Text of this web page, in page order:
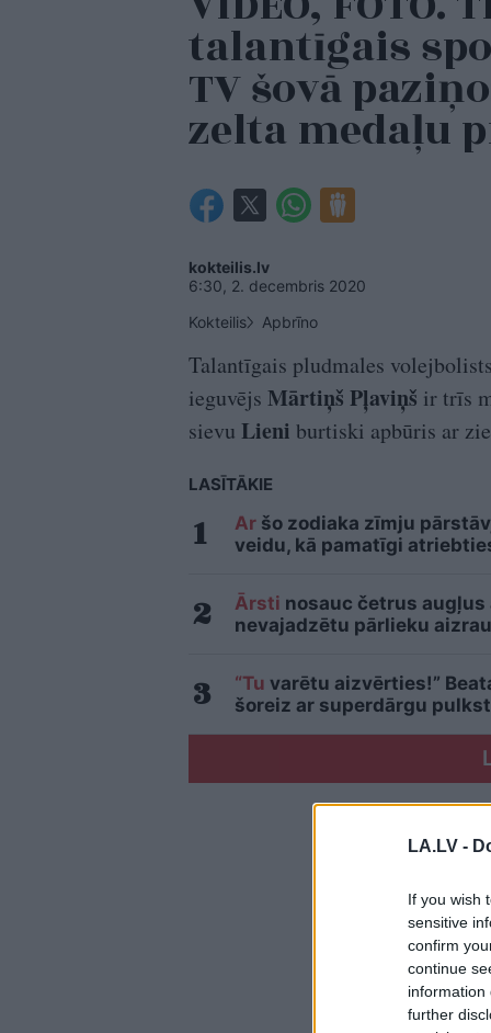
LA.LV -
If you wish
sensitive
confirm
continue
information
further
talantīgais
TV šovā
zelta medaļu
kokteilis.lv
6:30, 2. decembris 2020
Kokteilis
Apbrīno
Talantīgais pludmales
ieguvējs Mārtiņš Pļaviņš ir trīs
sievu Lieni burtiski apbūris ar
LASĪTĀKIE
Ar šo zodiaka zīmju
veidu, kā pamatīgi
Ārsti nosauc četrus augļus
nevajadzētu pārlieku
“Tu varētu aizvērties!”
šoreiz ar superdārgu